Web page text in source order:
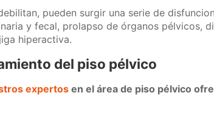
pueden surgir una serie de
y fecal, prolapso de órganos pélvicos,
hiperactiva.
del piso pélvico
expertosen el área de piso pélvico